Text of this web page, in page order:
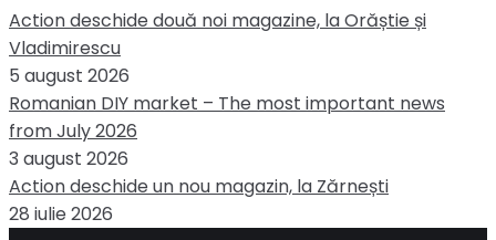
Action deschide două noi magazine, la Orăștie și
Vladimirescu
5 august 2026
Romanian DIY market – The most important news
from July 2026
3 august 2026
Action deschide un nou magazin, la Zărnești
28 iulie 2026